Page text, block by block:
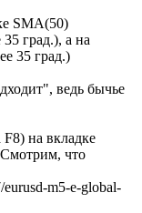
SMA(50)
град.), а на
35 град.)
ведь бычье
на вкладке
что
m5-e-global-